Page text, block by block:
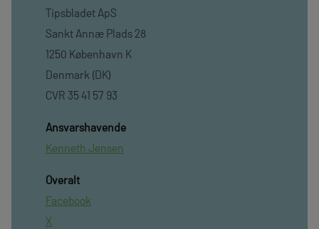
Tipsbladet ApS
Sankt Annæ Plads 28
1250 København K
Denmark (DK)
CVR 35 41 57 93
Ansvarshavende
Kenneth Jensen
Overalt
Facebook
X